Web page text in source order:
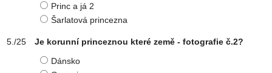
Princ a já 2
Šarlatová princezna
Je korunní princeznou které země - fotografie č.2?
Dánsko